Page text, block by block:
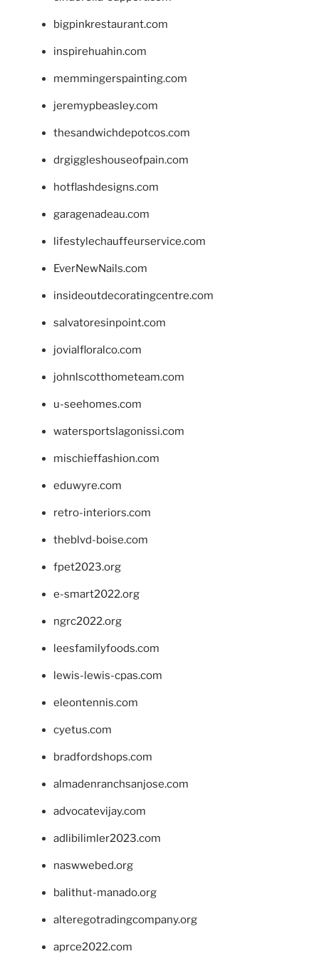
bigpinkrestaurant.com
inspirehuahin.com
memmingerspainting.com
jeremypbeasley.com
thesandwichdepotcos.com
drgiggleshouseofpain.com
hotflashdesigns.com
garagenadeau.com
lifestylechauffeurservice.com
EverNewNails.com
insideoutdecoratingcentre.com
salvatoresinpoint.com
jovialfloralco.com
johnlscotthometeam.com
u-seehomes.com
watersportslagonissi.com
mischieffashion.com
eduwyre.com
retro-interiors.com
theblvd-boise.com
fpet2023.org
e-smart2022.org
ngrc2022.org
leesfamilyfoods.com
lewis-lewis-cpas.com
eleontennis.com
cyetus.com
bradfordshops.com
almadenranchsanjose.com
advocatevijay.com
adlibilimler2023.com
naswwebed.org
balithut-manado.org
alteregotradingcompany.org
aprce2022.com